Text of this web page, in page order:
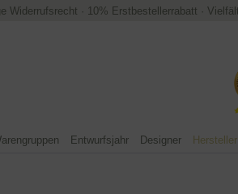
Widerrufsrecht · 10% Erstbestellerrabatt ·
Entwurfsjahr Designer Hersteller